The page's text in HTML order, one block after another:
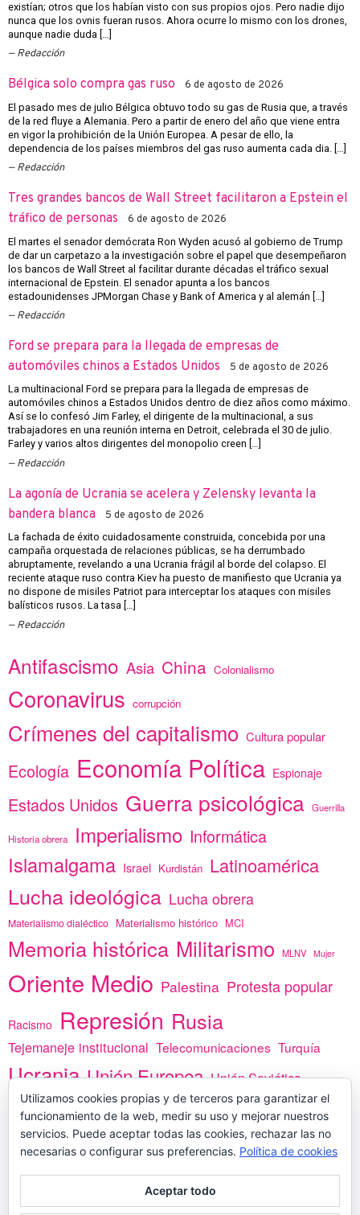
existían; otros que los habían visto con sus propios ojos. Pero nadie dijo
nunca que los ovnis fueran rusos. Ahora ocurre lo mismo con los drones,
aunque nadie duda […]
Redacción
Bélgica solo compra gas ruso 6 de agosto de 2026
El pasado mes de julio Bélgica obtuvo todo su gas de Rusia que, a través
de la red fluye a Alemania. Pero a partir de enero del año que viene entra
en vigor la prohibición de la Unión Europea. A pesar de ello, la
dependencia de los países miembros del gas ruso aumenta cada dia. […]
Redacción
Tres grandes bancos de Wall Street facilitaron a Epstein el
tráfico de personas
6 de agosto de 2026
El martes el senador demócrata Ron Wyden acusó al gobierno de Trump
de dar un carpetazo a la investigación sobre el papel que desempeñaron
los bancos de Wall Street al facilitar durante décadas el tráfico sexual
internacional de Epstein. El senador apunta a los bancos
estadounidenses JPMorgan Chase y Bank of America y al alemán […]
Redacción
Ford se prepara para la llegada de empresas de
automóviles chinos a Estados Unidos
5 de agosto de 2026
La multinacional Ford se prepara para la llegada de empresas de
automóviles chinos a Estados Unidos dentro de diez años como máximo.
Así se lo confesó Jim Farley, el dirigente de la multinacional, a sus
trabajadores en una reunión interna en Detroit, celebrada el 30 de julio.
Farley y varios altos dirigentes del monopolio creen […]
Redacción
La agonía de Ucrania se acelera y Zelensky levanta la
bandera blanca
5 de agosto de 2026
La fachada de éxito cuidadosamente construida, concebida por una
campaña orquestada de relaciones públicas, se ha derrumbado
abruptamente, revelando a una Ucrania frágil al borde del colapso. El
reciente ataque ruso contra Kiev ha puesto de manifiesto que Ucrania ya
no dispone de misiles Patriot para interceptar los ataques con misiles
balísticos rusos. La tasa […]
Redacción
Antifascismo Asia China Colonialismo
Coronavirus corrupción
Crímenes del capitalismo Cultura popular
Ecología Economía Política Espionaje
Estados Unidos Guerra psicológica Guerrilla
Historia obrera Imperialismo Informática
Islamalgama Israel Kurdistán Latinoamérica
Lucha ideológica Lucha obrera
Materialismo dialéctico Materialismo histórico MCI
Memoria histórica Militarismo MLNV Mujer
Oriente Medio Palestina Protesta popular
Racismo Represión Rusia
Tejemaneje institucional Telecomunicaciones Turquía
Ucrania Unión Europea Unión Soviética
vacunas Yemen África
PREGÚNTANOS
Utilizamos cookies propias y de terceros para garantizar el
funcionamiento de la web, medir su uso y mejorar nuestros
servicios. Puede aceptar todas las cookies, rechazar las no
necesarias o configurar sus preferencias. Política de cookies
Aceptar todo